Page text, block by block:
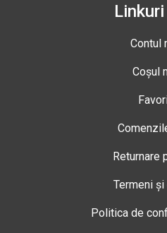
Contul
Coșul
Returnare
Termeni
Politica de